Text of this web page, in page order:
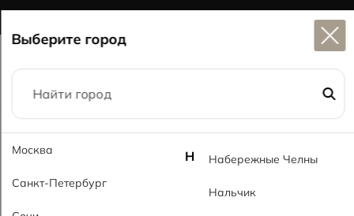
Главная Каталог
60x60
Урбан темно-серый MT Urban Gray Dark МТ
Выберите город
Москва
Санкт-Петербург
Н Набережные Челны
Нальчик